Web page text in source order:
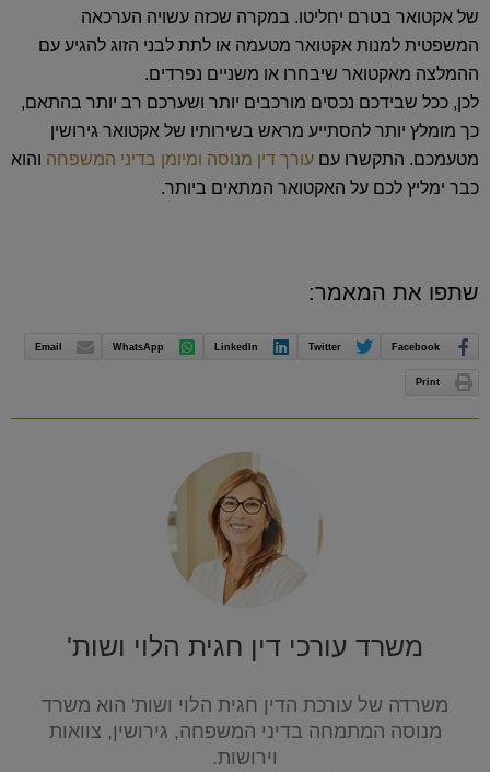
של אקטואר בטרם יחליטו. במקרה שכזה עשויה הערכאה
המשפטית למנות אקטואר מטעמה או לתת לבני הזוג להגיע עם
ההמלצה מאקטואר שיבחרו או משניים נפרדים.
לכן, ככל שבידכם נכסים מורכבים יותר ושערכם רב יותר בהתאם,
כך מומלץ יותר להסתייע מראש בשירותיו של אקטואר גירושין
מטעמכם. התקשרו עם עורך דין מנוסה ומיומן בדיני המשפחה והוא
כבר ימליץ לכם על האקטואר המתאים ביותר.
שתפו את המאמר:
Facebook
Twitter
LinkedIn
WhatsApp
Email
Print
משרד עורכי דין חגית הלוי ושות'
משרדה של עורכת הדין חגית הלוי ושות' הוא משרד
מנוסה המתמחה בדיני המשפחה, גירושין, צוואות
וירושות.